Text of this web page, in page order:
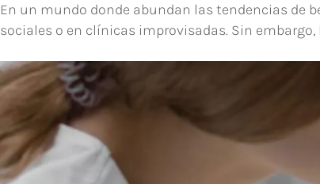
En un mundo donde abundan las tendencias de
sociales o en clínicas improvisadas. Sin